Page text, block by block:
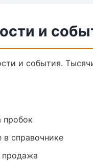
и
и события.
пробок
справочнике